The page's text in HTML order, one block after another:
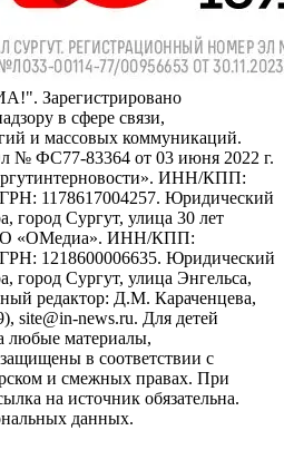
Зарегистрировано
в сфере связи,
и массовых коммуникаций.
№ ФС77-83364 от 03 июня 2022 г.
ИНН/КПП:
1178617004257. Юридический
Сургут, улица 30 лет
«ОМедиа». ИНН/КПП:
1218600006635. Юридический
Сургут, улица Энгельса,
редактор: Д.М. Караченцева,
site@in-news.ru. Для детей
любые материалы,
в соответствии с
и смежных правах. При
на источник обязательна.
данных.